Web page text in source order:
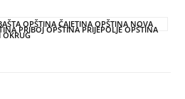
OPŠTINA ČAJETINA OPŠTINA NOVA
PRIBOJ OPŠTINA PRIJEPOLJE OPŠTINA
OKRUG